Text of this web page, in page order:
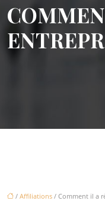
/ Affiliations / Comment il a